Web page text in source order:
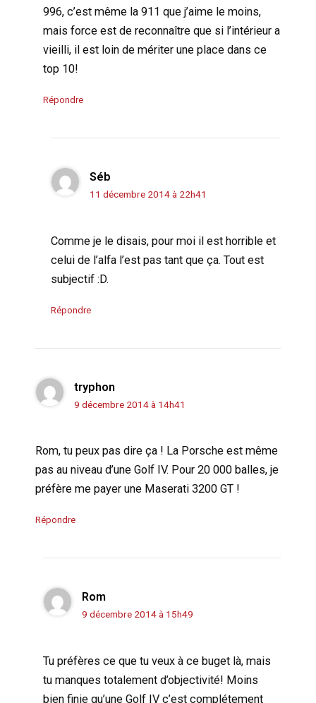
996, c’est même la 911 que j’aime le moins,
mais force est de reconnaître que si l’intérieur a
vieilli, il est loin de mériter une place dans ce
top 10!
Répondre
Séb
11 décembre 2014 à 22h41
Comme je le disais, pour moi il est horrible et
celui de l’alfa l’est pas tant que ça. Tout est
subjectif :D.
Répondre
tryphon
9 décembre 2014 à 14h41
Rom, tu peux pas dire ça ! La Porsche est même
pas au niveau d’une Golf IV. Pour 20 000 balles, je
préfère me payer une Maserati 3200 GT !
Répondre
Rom
9 décembre 2014 à 15h49
Tu préfères ce que tu veux à ce buget là, mais
tu manques totalement d’objectivité! Moins
bien finie qu’une Golf IV c’est complétement